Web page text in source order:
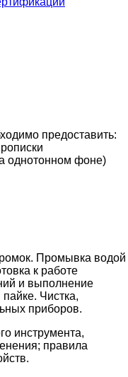
предоставить:
однотонном фоне)
Промывка водой
к работе
и выполнение
Чистка,
приборов.
инструмента,
правила